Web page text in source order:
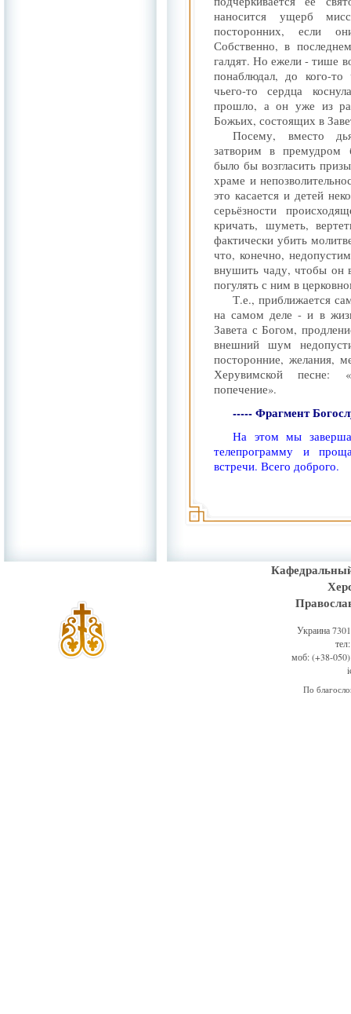
наносится ущерб
посторонних, если
Собственно, в
галдят. Но ежели - тише
понаблюдал, до кого-
чьего-то сердца
прошло, а он уже из
Божьих, состоящих в
Посему, вместо
затворим в премудром
было бы возгласить
храме и
это касается и детей
серьёзности
кричать, шуметь,
фактически убить
что, конечно,
внушить чаду, чтобы он
погулять с ним в
Т.е., приближается
на самом деле - и в
Завета с Богом,
внешний шум
посторонние, желания,
Херувимской песне:
попечение».
----- Фрагмент
На этом мы
телепрограмму и
встречи. Всего доброго.
Украина
моб: (+38-
По